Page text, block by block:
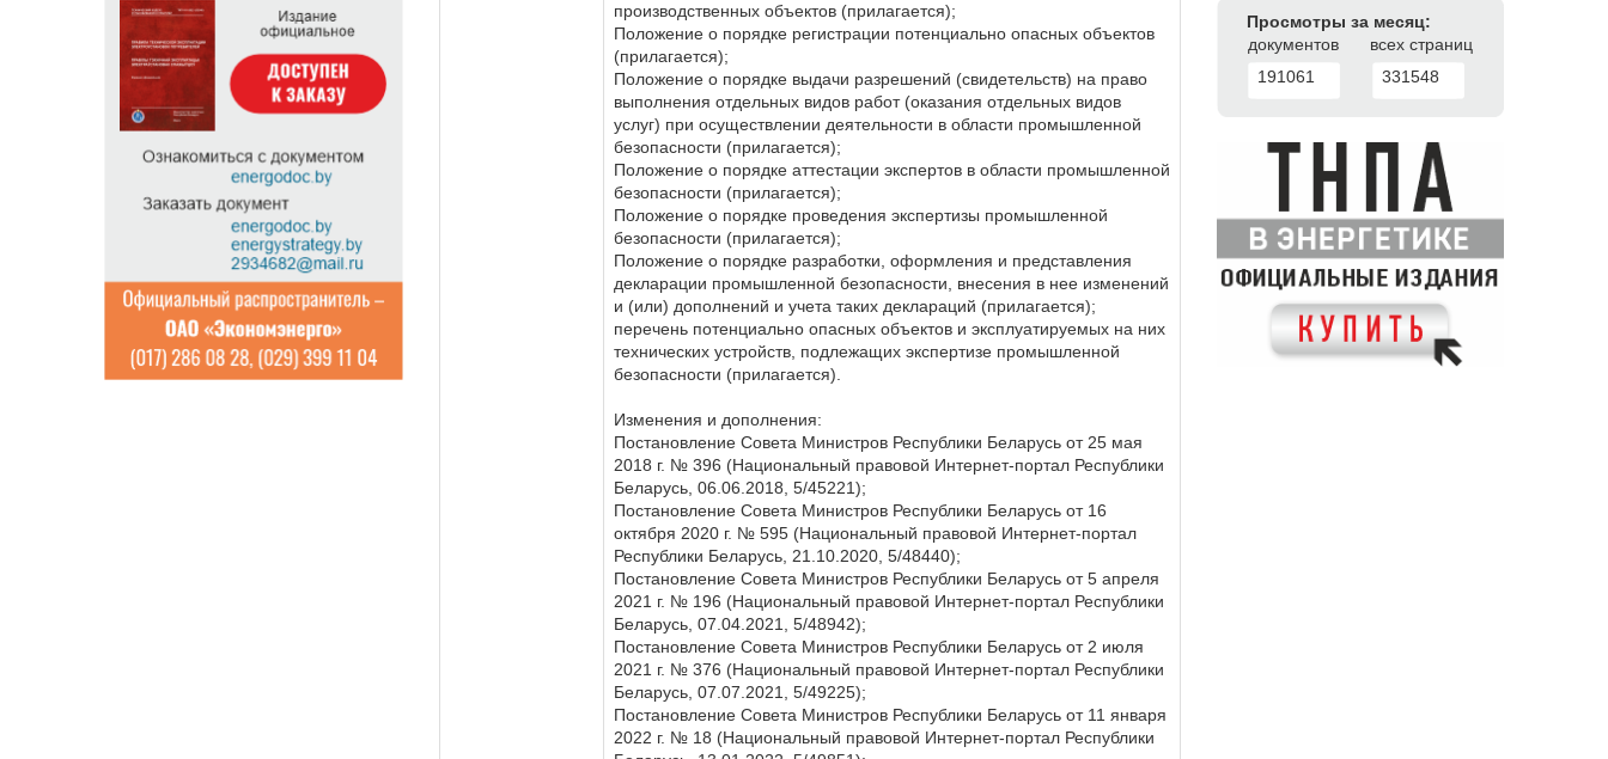
производственных объектов (прилагается);
Положение о порядке регистрации потенциально опасных объектов
(прилагается);
Положение о порядке выдачи разрешений (свидетельств) на право
выполнения отдельных видов работ (оказания отдельных видов
услуг) при осуществлении деятельности в области промышленной
безопасности (прилагается);
Положение о порядке аттестации экспертов в области промышленной
безопасности (прилагается);
Положение о порядке проведения экспертизы промышленной
безопасности (прилагается);
Положение о порядке разработки, оформления и представления
декларации промышленной безопасности, внесения в нее изменений
и (или) дополнений и учета таких деклараций (прилагается);
перечень потенциально опасных объектов и эксплуатируемых на них
технических устройств, подлежащих экспертизе промышленной
безопасности (прилагается).
Изменения и дополнения:
Постановление Совета Министров Республики Беларусь от 25 мая
2018 г. № 396 (Национальный правовой Интернет-портал Республики
Беларусь, 06.06.2018, 5/45221);
Постановление Совета Министров Республики Беларусь от 16
октября 2020 г. № 595 (Национальный правовой Интернет-портал
Республики Беларусь, 21.10.2020, 5/48440);
Постановление Совета Министров Республики Беларусь от 5 апреля
2021 г. № 196 (Национальный правовой Интернет-портал Республики
Беларусь, 07.04.2021, 5/48942);
Постановление Совета Министров Республики Беларусь от 2 июля
2021 г. № 376 (Национальный правовой Интернет-портал Республики
Беларусь, 07.07.2021, 5/49225);
Постановление Совета Министров Республики Беларусь от 11 января
2022 г. № 18 (Национальный правовой Интернет-портал Республики
Просмотры за месяц:
документов
всех страниц
191061
331548